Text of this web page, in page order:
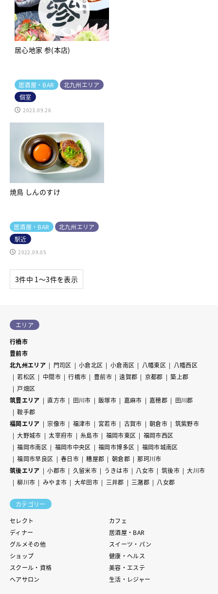
居心地家 参(本店)
居酒屋・BAR
北九州エリア
個室
2023.09.26
焼鳥 しんのすけ
居酒屋・BAR
北九州エリア
駅近
2022.09.05
3件中 1〜3件を表示
エリア
行橋市
豊前市
北九州エリア
門司区 小倉北区 小倉南区 八幡東区
八幡西区
若松区
中間市 行橋市 豊前市 遠賀郡 京都郡
築上郡
戸畑区
筑豊エリア
直方市 田川市 飯塚市 嘉麻市 嘉穂郡
田川郡
鞍手郡
福岡エリア
宗像市 福津市 宮若市 古賀市 朝倉市
筑紫野市
大野城市
太宰府市 糸島市 福岡市東区
福岡市西区
福岡市南区
福岡市中央区 福岡市博多区
福岡市城南区
福岡市早良区
春日市 糟屋郡 朝倉郡
那珂川市
筑後エリア
小郡市 久留米市 うきは市 八女市 筑後市
大川市
柳川市
みやま市 大牟田市 三井郡 三潴郡 八女郡
カテゴリー
セレクト
カフェ
ディナー
居酒屋・BAR
グルメその他
スイーツ・パン
ショップ
健康・ヘルス
スクール・資格
美容・エステ
ヘアサロン
生活・レジャー